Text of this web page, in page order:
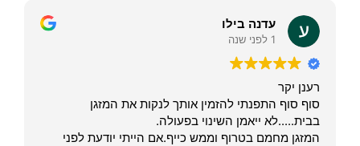
עדנה בילו
1 לפני שנה
רענן יקר
סוף סוף התפנתי להזמין אותך לנקות את המזגן
בבית.....לא ייאמן השינוי בפעולה.
המזגן מחמם בטרוף וממש כייף.אם הייתי יודעת לפני